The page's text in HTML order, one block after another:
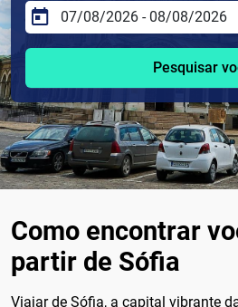
Pesquisar
Como encontrar
partir de Sófia
Viajar de Sófia, a capital vibrante